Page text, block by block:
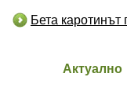
Бета каротинът
Актуално